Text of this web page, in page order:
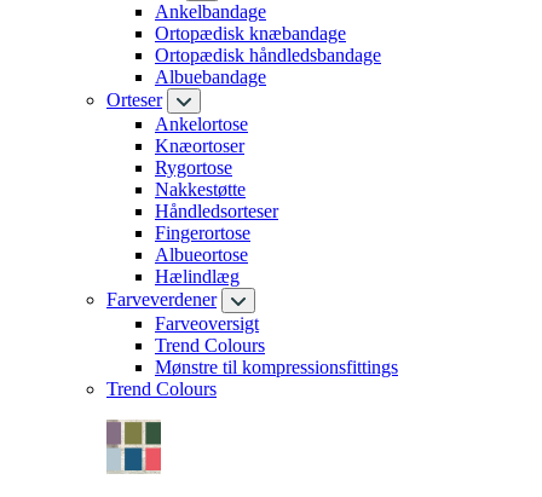
Ankelbandage
Ortopædisk knæbandage
Ortopædisk håndledsbandage
Albuebandage
Orteser
Ankelortose
Knæortoser
Rygortose
Nakkestøtte
Håndledsorteser
Fingerortose
Albueortose
Hælindlæg
Farveverdener
Farveoversigt
Trend Colours
Mønstre til kompressionsfittings
Trend Colours